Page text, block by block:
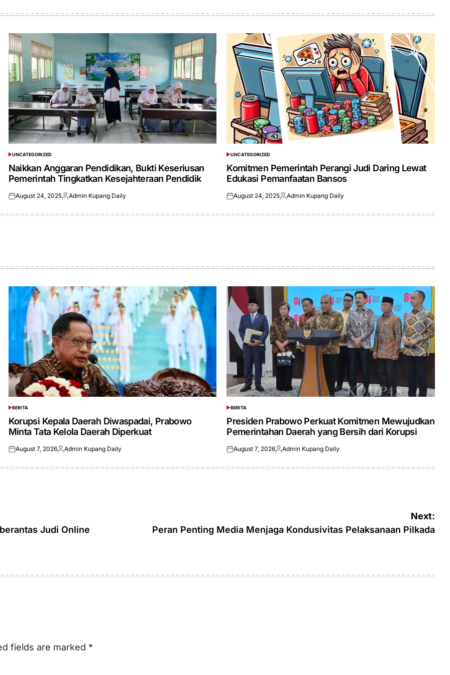
POSTED
IN
UNCATEGORIZED
Naikkan Anggaran Pendidikan, Bukti Keseriusan
Pemerintah Tingkatkan Kesejahteraan Pendidik
Posted
August 24, 2025Posted
Admin Kupang Daily
POSTED
IN
UNCATEGORIZED
Komitmen Pemerintah Perangi Judi Daring Lewat
Edukasi Pemanfaatan Bansos
Posted
August 24, 2025Posted
Admin Kupang Daily
POSTED
IN
BERITA
Korupsi Kepala Daerah Diwaspadai, Prabowo
Minta Tata Kelola Daerah Diperkuat
Posted
August 7, 2026Posted
Admin Kupang Daily
POSTED
IN
BERITA
Presiden Prabowo Perkuat Komitmen Mewujudkan
Pemerintahan Daerah yang Bersih dari Korupsi
Posted
August 7, 2026Posted
Admin Kupang Daily
Judi Online
Next:
Peran Penting Media Menjaga Kondusivitas Pelaksanaan Pilkada
fields are marked *